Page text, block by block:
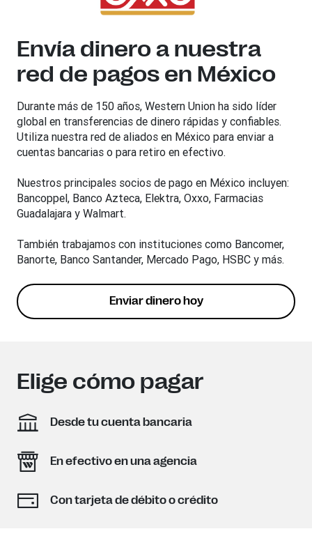
Envía dinero a nuestra
red de pagos en México
Durante más de 150 años, Western Union ha sido líder
global en transferencias de dinero rápidas y confiables.
Utiliza nuestra red de aliados en México para enviar a
cuentas bancarias o para retiro en efectivo.
Nuestros principales socios de pago en México incluyen:
Bancoppel, Banco Azteca, Elektra, Oxxo, Farmacias
Guadalajara y Walmart.
También trabajamos con instituciones como Bancomer,
Banorte, Banco Santander, Mercado Pago, HSBC y más.
Enviar dinero hoy
Elige cómo pagar
Desde tu cuenta bancaria
En efectivo en una agencia
Con tarjeta de débito o crédito